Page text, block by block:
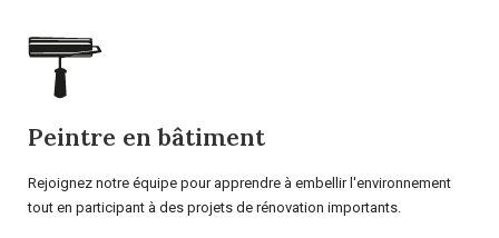
Peintre en bâtiment
Rejoignez notre équipe pour apprendre à embellir l'environnement
tout en participant à des projets de rénovation importants.